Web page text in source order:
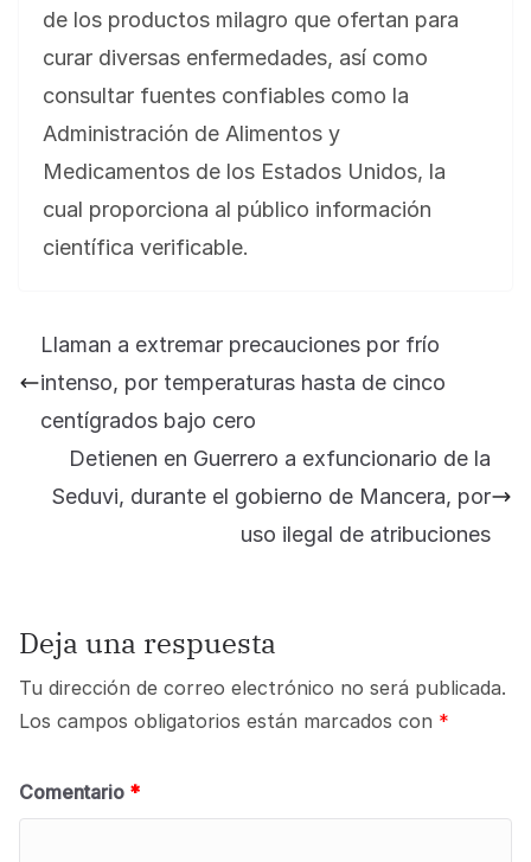
de los productos milagro que ofertan para
curar diversas enfermedades, así como
consultar fuentes confiables como la
Administración de Alimentos y
Medicamentos de los Estados Unidos, la
cual proporciona al público información
científica verificable.
Llaman a extremar precauciones por frío
intenso, por temperaturas hasta de cinco
centígrados bajo cero
Detienen en Guerrero a exfuncionario de la
Seduvi, durante el gobierno de Mancera, por
uso ilegal de atribuciones
Deja una respuesta
Tu dirección de correo electrónico no será publicada.
Los campos obligatorios están marcados con *
Comentario *